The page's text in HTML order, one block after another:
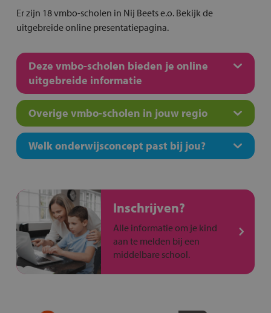
Er zijn 18 vmbo-scholen in Nij Beets e.o. Bekijk de
uitgebreide online presentatiepagina.
Deze vmbo-scholen bieden je online
uitgebreide informatie
Overige vmbo-scholen in jouw regio
Welk onderwijsconcept past bij jou?
Inschrijven?
Alle informatie om je kind
aan te melden bij een
middelbare school.